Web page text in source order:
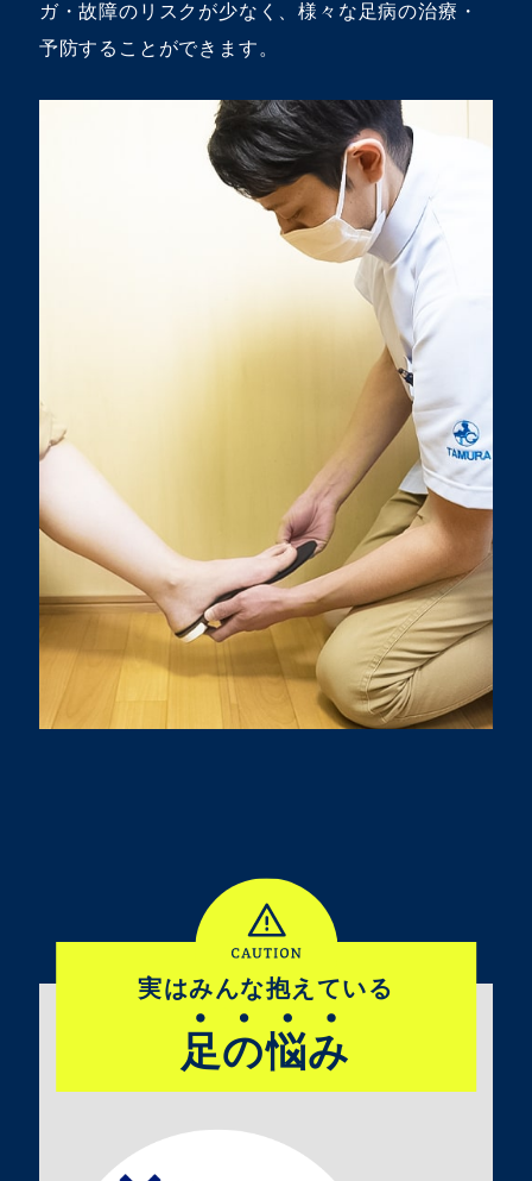
ガ・故障のリスクが少なく、様々な足病の治療・
予防することができます。
実はみんな抱えている
足の悩み